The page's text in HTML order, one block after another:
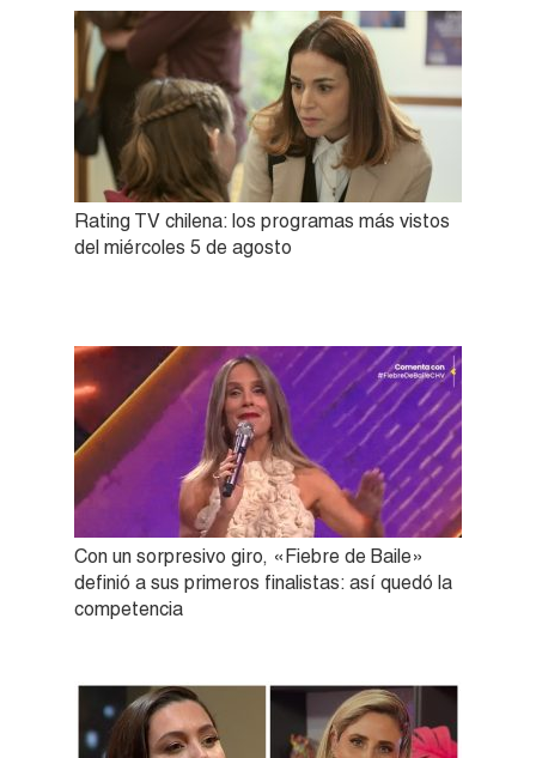
Rating TV chilena: los programas más vistos
del miércoles 5 de agosto
Con un sorpresivo giro, «Fiebre de Baile»
definió a sus primeros finalistas: así quedó la
competencia